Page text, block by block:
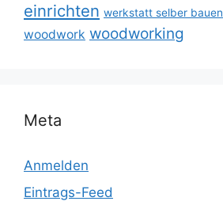
einrichten werkstatt selber bauen
woodwork woodworking
Meta
Anmelden
Eintrags-Feed